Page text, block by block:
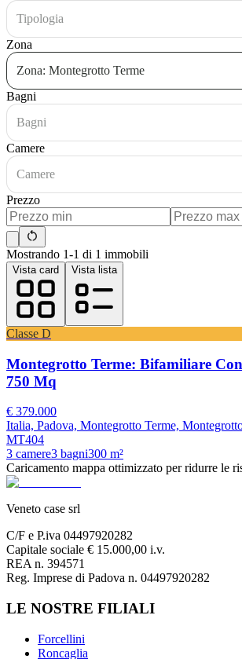
Tipologia
Zona
Zona: Montegrotto Terme
Bagni
Bagni
Camere
Camere
Prezzo
Mostrando 1-1 di 1 immobili
Vista card Vista lista
Classe D
Montegrotto Terme: Bifamiliare
750 Mq
€ 379.000
Italia, Padova, Montegrotto Terme,
MT404
3 camere3 bagni300 m²
Caricamento mappa ottimizzato per ridurre le
Veneto case srl
C/F e P.iva 04497920282
Capitale sociale € 15.000,00 i.v.
REA n. 394571
Reg. Imprese di Padova n. 04497920282
LE NOSTRE FILIALI
Forcellini
Roncaglia